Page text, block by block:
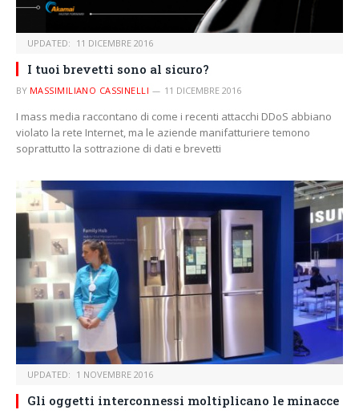
UPDATED: 11 DICEMBRE 2016
I tuoi brevetti sono al sicuro?
BY MASSIMILIANO CASSINELLI 11 DICEMBRE 2016
I mass media raccontano di come i recenti attacchi DDoS abbiano
violato la rete Internet, ma le aziende manifatturiere temono
soprattutto la sottrazione di dati e brevetti
UPDATED: 1 NOVEMBRE 2016
Gli oggetti interconnessi moltiplicano le minacce